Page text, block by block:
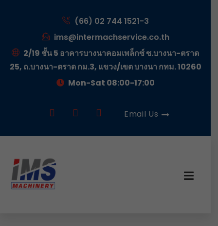
(66) 02 744 1521-3
ims@intermachservice.co.th
2/19 ชั้น 5 อาคารบางนาคอมเพล็กซ์ ซ.บางนา-ตราด
25, ถ.บางนา-ตราด กม.3, แขวง/เขต บางนา กทม. 10260
Mon-Sat 08:00-17:00
Email Us